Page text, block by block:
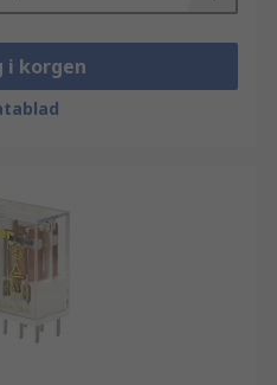
i korgen